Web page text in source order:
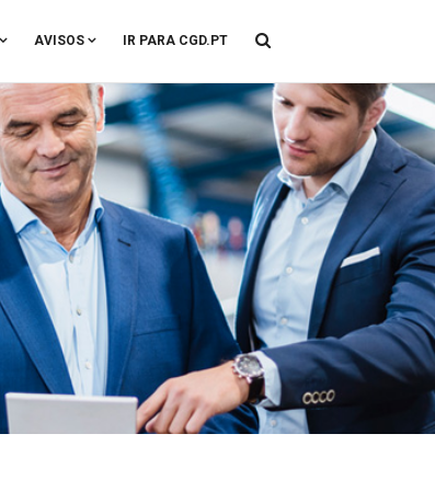
AVISOS IR PARA CGD.PT